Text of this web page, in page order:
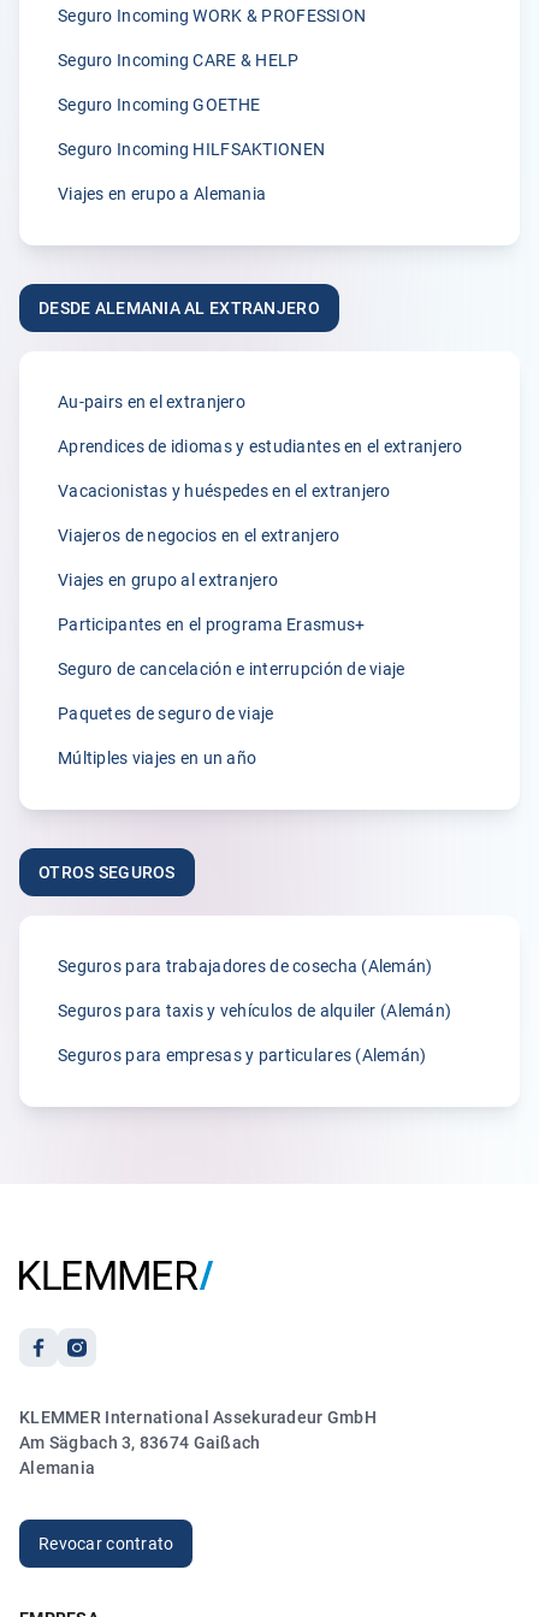
„Wir sind von der zügigen Bearbeitung von Klemmer
International immer wieder begeisterst.“
A.
der Klemmer International Assekuradeur GmbH. Der
Grund dafür liegt in der Kompetenz der Ansprechpartner
sowie dem sehr guten Kundenservice und der
31.03.2026
Größwang! Sie war unglaublich freundlich, kompetent
Anliegen gekümmert. Man merkt, dass ihr die
28.03.2026
5.00
Anónimo
21.03.2026
5.00
Anónimo
21.03.2026
„Sehr freundlicher und kompetenter Kontakt. Vielen
Dank!“
Seguro Incoming WORK & PROFESSION
Seguro Incoming CARE & HELP
Seguro Incoming GOETHE
Seguro Incoming HILFSAKTIONEN
Viajes en erupo a Alemania
DESDE ALEMANIA AL EXTRANJERO
Au-pairs en el extranjero
Aprendices de idiomas y estudiantes en el extranjero
Vacacionistas y huéspedes en el extranjero
Viajeros de negocios en el extranjero
Viajes en grupo al extranjero
Participantes en el programa Erasmus+
Seguro de cancelación e interrupción de viaje
Paquetes de seguro de viaje
Múltiples viajes en un año
OTROS SEGUROS
Seguros para trabajadores de cosecha (Alemán)
Seguros para taxis y vehículos de alquiler (Alemán)
Seguros para empresas y particulares (Alemán)
KLEMMER International Assekuradeur GmbH
Am Sägbach 3, 83674 Gaißach
Alemania
Revocar contrato